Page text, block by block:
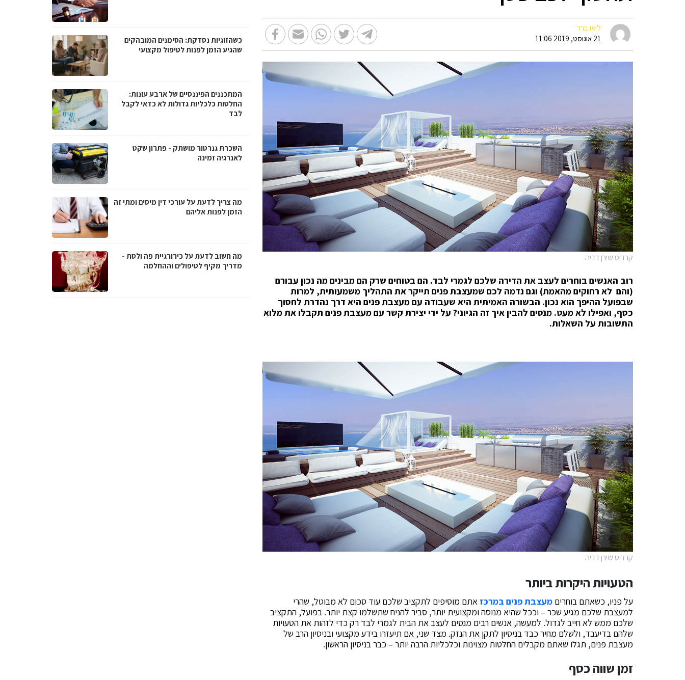
ליאו ברד
21 אוגוסט, 2019 11:06
קרדיט שירן דדיה
רוב האנשים בוחרים לעצב את הדירה שלכם לגמרי לבד. הם בטוחים שרק הם מבינים מה נכון עבורם
(והם לא רחוקים מהאמת) וגם נדמה לכם שמעצבת פנים תייקר את התהליך משמעותית, למרות
שבפועל ההיפך הוא נכון. הבשורה האמיתית היא שעבודה עם מעצבת פנים היא דרך נהדרת לחסוך
כסף, ואפילו לא מעט. מנסים להבין איך זה הגיוני? על ידי יצירת קשר עם מעצבת פנים תקבלו את מלוא
התשובות על השאלות.
קרדיט שירן דדיה
הטעויות היקרות ביותר
על פניו, כשאתם בוחרים מעצבת פנים במרכז אתם מוסיפים לתקציב שלכם עוד סכום לא מבוטל, שהרי
למעצבת שלכם מגיע שכר – וככל שהיא מנוסה ומקצועית יותר, סביר להניח שתשלמו קצת יותר. בפועל, התקציב
שלכם ממש לא חייב לגדול. למעשה, אנשים רבים מנסים לעצב את הבית לגמרי לבד רק כדי לזהות את הטעויות
שלהם בדיעבד, ולשלם מחיר כבד בניסיון לתקן את הנזק. מצד שני, אם תיעזרו בידע מקצועי ובניסיון הרב של
מעצבת פנים, תגלו שאתם מקבלים החלטות מצוינות וכלכליות הרבה יותר – כבר בניסיון הראשון.
זמן שווה כסף
כשהזוגיות נסדקת: הסימנים המובהקים
שהגיע הזמן לפנות לטיפול מקצועי
המתכננים הפיננסיים של ארבע עונות:
החלטות כלכליות גדולות לא כדאי לקבל
לבד
השכרת גנרטור מושתק - פתרון שקט
לאנרגיה זמינה
מה צריך לדעת על עורכי דין מיסים ומתי זה
הזמן לפנות אליהם
מה חשוב לדעת על כירורגיית פה ולסת -
מדריך מקיף לטיפולים וההחלמה